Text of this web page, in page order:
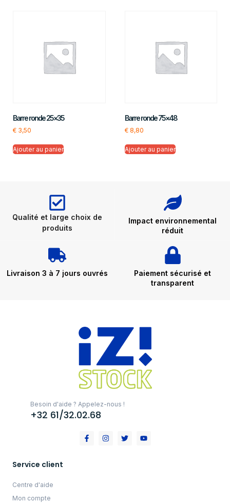
Barre ronde 25×35
€ 3,50
Ajouter au panier
Barre ronde 75×48
€8,80
Ajouter au panier
Qualité et large choix de
produits
Impact environnemental
réduit
Livraison 3 à 7 jours ouvrés
Paiement sécurisé et
transparent
Besoin d'aide ? Appelez-nous !
+32 61/32.02.68
Service client
Centre d'aide
Mon compte